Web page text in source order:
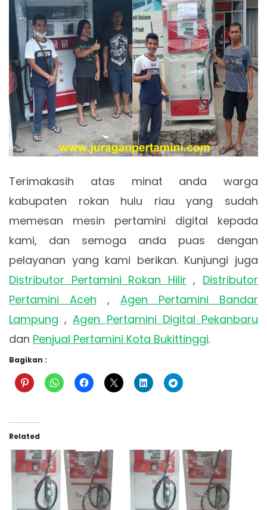
Terimakasih atas minat anda warga
kabupaten rokan hulu riau yang sudah
memesan mesin pertamini digital kepada
kami, dan semoga anda puas dengan
pelayanan yang kami berikan. Kunjungi juga
Distributor Pertamini Rokan Hilir , Distributor
Pertamini Aceh , Agen Pertamini Bandar
Lampung ,Agen Pertamini Digital Pekanbaru
dan Penjual Pertamini Kota Bukittinggi.
Bagikan :
Related